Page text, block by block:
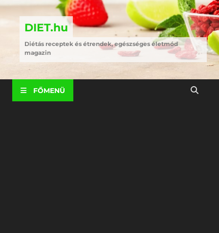
DIET.hu
Diétás receptek és étrendek, egészséges életmód
magazin
FŐMENÜ